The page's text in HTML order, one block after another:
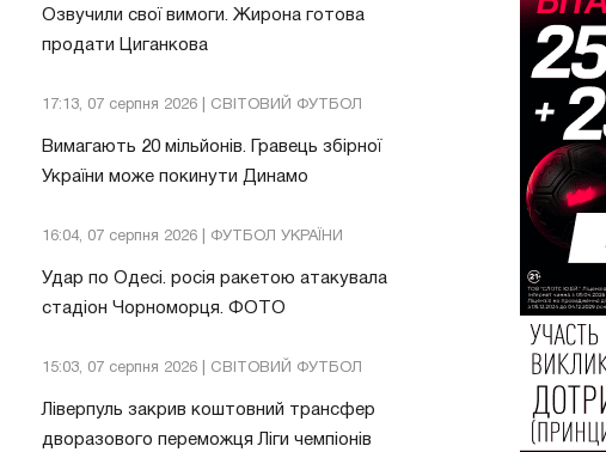
Озвучили свої вимоги. Жирона готова
продати Циганкова
17:13, 07 серпня 2026 | СВІТОВИЙ ФУТБОЛ
Вимагають 20 мільйонів. Гравець збірної
України може покинути Динамо
16:04, 07 серпня 2026 | ФУТБОЛ УКРАЇНИ
Удар по Одесі. росія ракетою атакувала
стадіон Чорноморця. ФОТО
15:03, 07 серпня 2026 | СВІТОВИЙ ФУТБОЛ
Ліверпуль закрив коштовний трансфер
дворазового переможця Ліги чемпіонів